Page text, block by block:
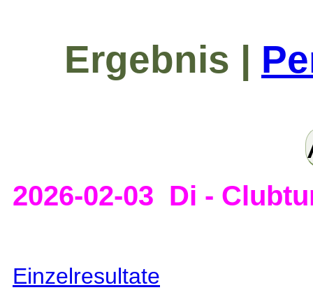
Ergebnis |
2026-02-03 Di -
Einzelresultate